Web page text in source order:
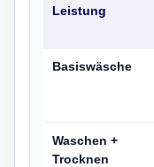
Leistung
Basiswäsche
Waschen +
Trocknen